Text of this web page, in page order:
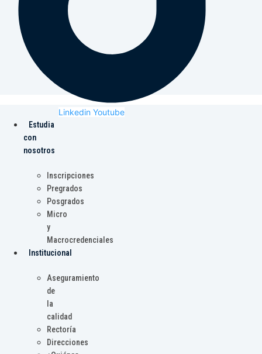
Linkedin Youtube
Estudia
con
nosotros
Inscripciones
Pregrados
Posgrados
Micro
y
Macrocredenciales
Institucional
Aseguramiento
de
la
calidad
Rectoría
Direcciones